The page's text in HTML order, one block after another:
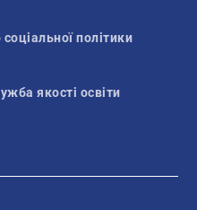
соціальної політики
якості освіти